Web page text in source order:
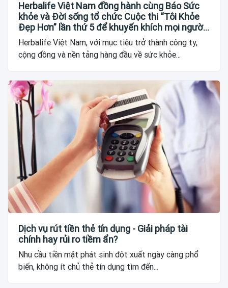
Herbalife Việt Nam đồng hành cùng Báo Sức
khỏe và Đời sống tổ chức Cuộc thi “Tôi Khỏe
Đẹp Hơn” lần thứ 5 để khuyến khích mọi người
trở thành phiên bản tốt hơn của chính mình
Herbalife Việt Nam, với mục tiêu trở thành công ty,
cộng đồng và nền tảng hàng đầu về sức khỏe...
Dịch vụ rút tiền thẻ tín dụng - Giải pháp tài
chính hay rủi ro tiềm ẩn?
Nhu cầu tiền mặt phát sinh đột xuất ngày càng phổ
biến, không ít chủ thẻ tín dụng tìm đến...